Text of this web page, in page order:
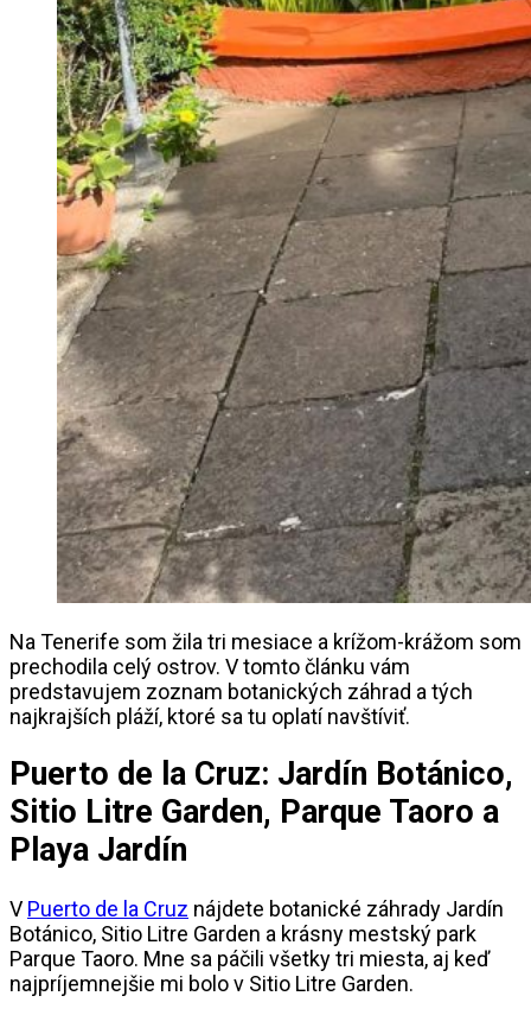
Na Tenerife som žila tri mesiace a krížom-krážom som
prechodila celý ostrov. V tomto článku vám
predstavujem zoznam botanických záhrad a tých
najkrajších pláží, ktoré sa tu oplatí navštíviť.
Puerto de la Cruz: Jardín Botánico,
Sitio Litre Garden, Parque Taoro a
Playa Jardín
V Puerto de la Cruz nájdete botanické záhrady Jardín
Botánico, Sitio Litre Garden a krásny mestský park
Parque Taoro. Mne sa páčili všetky tri miesta, aj keď
najpríjemnejšie mi bolo v Sitio Litre Garden.